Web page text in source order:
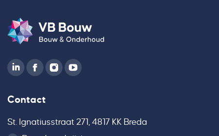
Contact
St. Ignatiusstraat 271, 4817 KK Breda